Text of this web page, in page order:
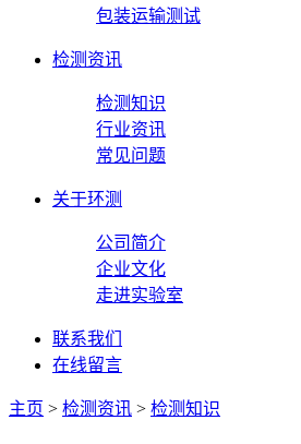
包装运输测试
检测资讯
检测知识
行业资讯
常见问题
关于环测
公司简介
企业文化
走进实验室
联系我们
在线留言
主页 > 检测资讯 > 检测知识